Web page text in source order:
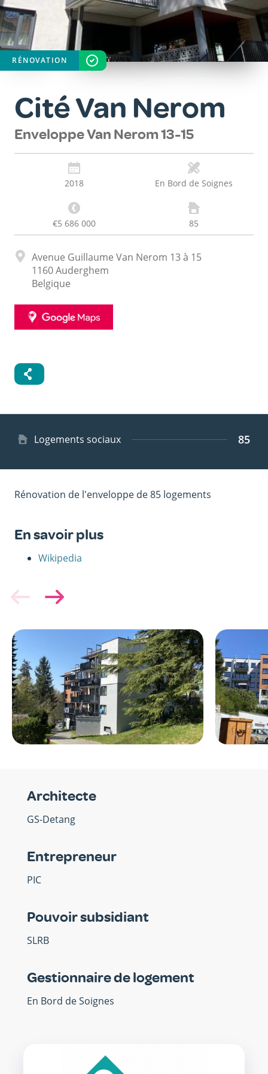
Cité Van Nerom
Enveloppe Van Nerom 13-15
2018 En Bord de Soignes
€5 686 000 85
Adresse
Avenue Guillaume Van Nerom 13 à 15
1160Auderghem
Belgique
GOOGLE
RÉNOVATION STATUT
TERMINÉ
Type
logement
Logements sociaux 85
Rénovation de l'enveloppe de 85 logements
En savoir plus
Wikipedia
Image Image
Architecte
GS-Detang
Entrepreneur
PIC
Pouvoir subsidiant
SLRB
Gestionnaire de logement
En Bord de Soignes